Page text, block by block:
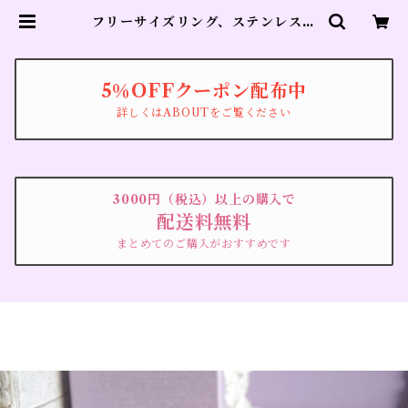
フリーサイズリング、ステンレス、
ブローチのyucco beste
5％OFFクーポン配布中
詳しくはABOUTをご覧ください
3000円（税込）以上の購入で
配送料無料
まとめてのご購入がおすすめです